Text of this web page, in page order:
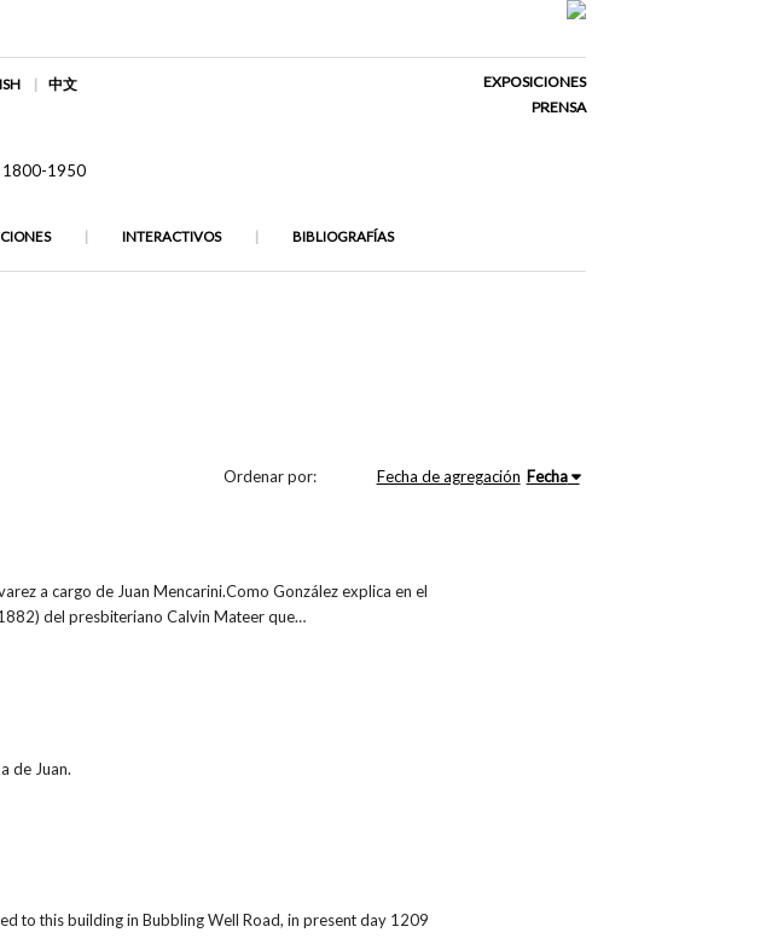
中文
EXPOSICIONES
PRENSA
INTERACTIVOS BIBLIOGRAFÍAS
Ordenar por: Fecha de agregación Fecha
a cargo de Juan Mencarini.Como González explica en el
del presbiteriano Calvin Mateer que…
de Juan.
to this building in Bubbling Well Road, in present day 1209